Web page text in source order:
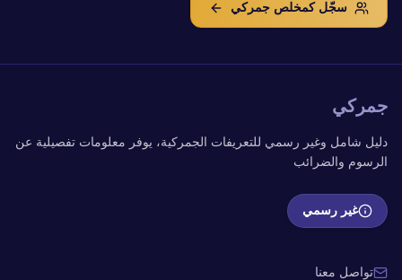
سجّل كمخلص جمركي
جمركي
دليل شامل وغير رسمي للتعريفات الجمركية، يوفر معلومات تفصيلية عن
الرسوم والضرائب
غير رسمي
تواصل معنا